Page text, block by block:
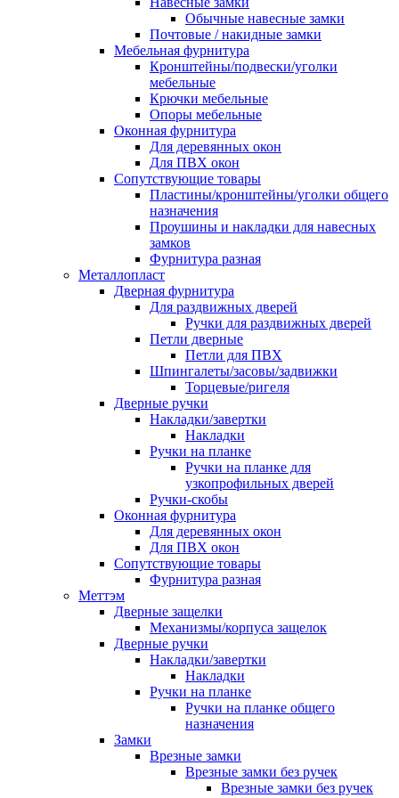
Обычные навесные замки
Почтовые / накидные замки
Мебельная фурнитура
Кронштейны/подвески/уголки
мебельные
Крючки мебельные
Опоры мебельные
Оконная фурнитура
Для деревянных окон
Для ПВХ окон
Сопутствующие товары
Пластины/кронштейны/уголки общего
назначения
Проушины и накладки для навесных
замков
Фурнитура разная
Металлопласт
Дверная фурнитура
Для раздвижных дверей
Ручки для раздвижных дверей
Петли дверные
Петли для ПВХ
Шпингалеты/засовы/задвижки
Торцевые/ригеля
Дверные ручки
Накладки/завертки
Накладки
Ручки на планке
Ручки на планке для
узкопрофильных дверей
Ручки-скобы
Оконная фурнитура
Для деревянных окон
Для ПВХ окон
Сопутствующие товары
Фурнитура разная
Меттэм
Дверные защелки
Механизмы/корпуса защелок
Дверные ручки
Накладки/завертки
Накладки
Ручки на планке
Ручки на планке общего
назначения
Замки
Врезные замки
Врезные замки без ручек
Врезные замки без ручек